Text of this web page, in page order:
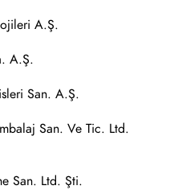
A.Ş.
A.Ş.
San. A.Ş.
San. Ve Tic. Ltd.
San. Ltd. Şti.